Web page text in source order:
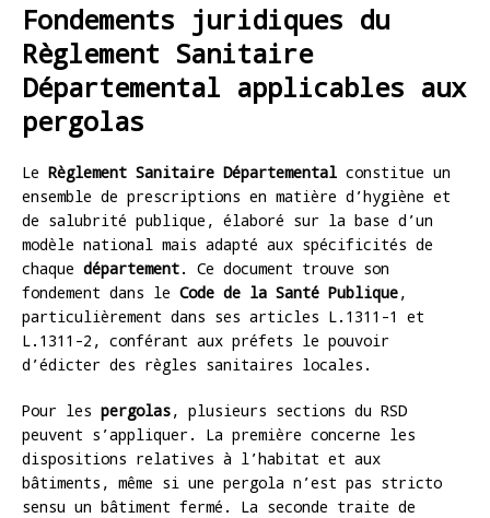
Fondements juridiques du
Règlement Sanitaire
Départemental applicables aux
pergolas
Le Règlement Sanitaire Départemental constitue un
ensemble de prescriptions en matière d’hygiène et
de salubrité publique, élaboré sur la base d’un
modèle national mais adapté aux spécificités de
chaque département. Ce document trouve son
fondement dans le Code de la Santé Publique,
particulièrement dans ses articles L.1311-1 et
L.1311-2, conférant aux préfets le pouvoir
d’édicter des règles sanitaires locales.
Pour les pergolas, plusieurs sections du RSD
peuvent s’appliquer. La première concerne les
dispositions relatives à l’habitat et aux
bâtiments, même si une pergola n’est pas stricto
sensu un bâtiment fermé. La seconde traite de